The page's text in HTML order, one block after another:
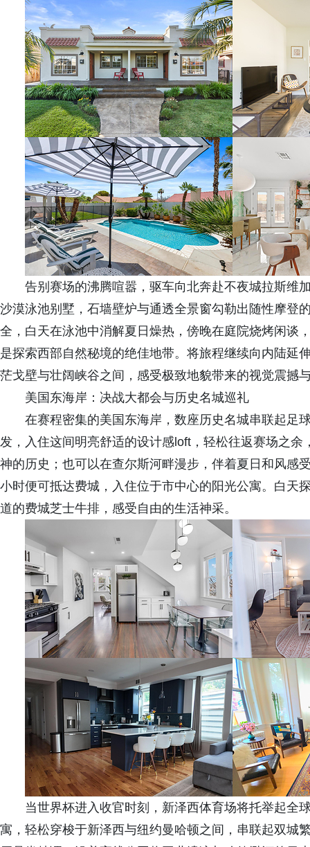
告别赛场的沸腾喧嚣，驱车向北奔赴不夜城拉斯维
沙漠泳池别墅，石墙壁炉与通透全景窗勾勒出随性摩登
全，白天在泳池中消解夏日燥热，傍晚在庭院烧烤闲谈
是探索西部自然秘境的绝佳地带。将旅程继续向内陆延
茫戈壁与壮阔峡谷之间，感受极致地貌带来的视觉震撼
美国东海岸：决战大都会与历史名城巡礼
在赛程密集的美国东海岸，数座历史名城串联起足
发，入住这间明亮舒适的设计感loft，轻松往返赛场之
神的历史；也可以在查尔斯河畔漫步，伴着夏日和风感
小时便可抵达费城，入住位于市中心的阳光公寓。白天
道的费城芝士牛排，感受自由的生活神采。
当世界杯进入收官时刻，新泽西体育场将托举起全
寓，轻松穿梭于新泽西与纽约曼哈顿之间，串联起双城